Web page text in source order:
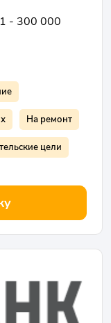
- 300 000
На ремонт
цели